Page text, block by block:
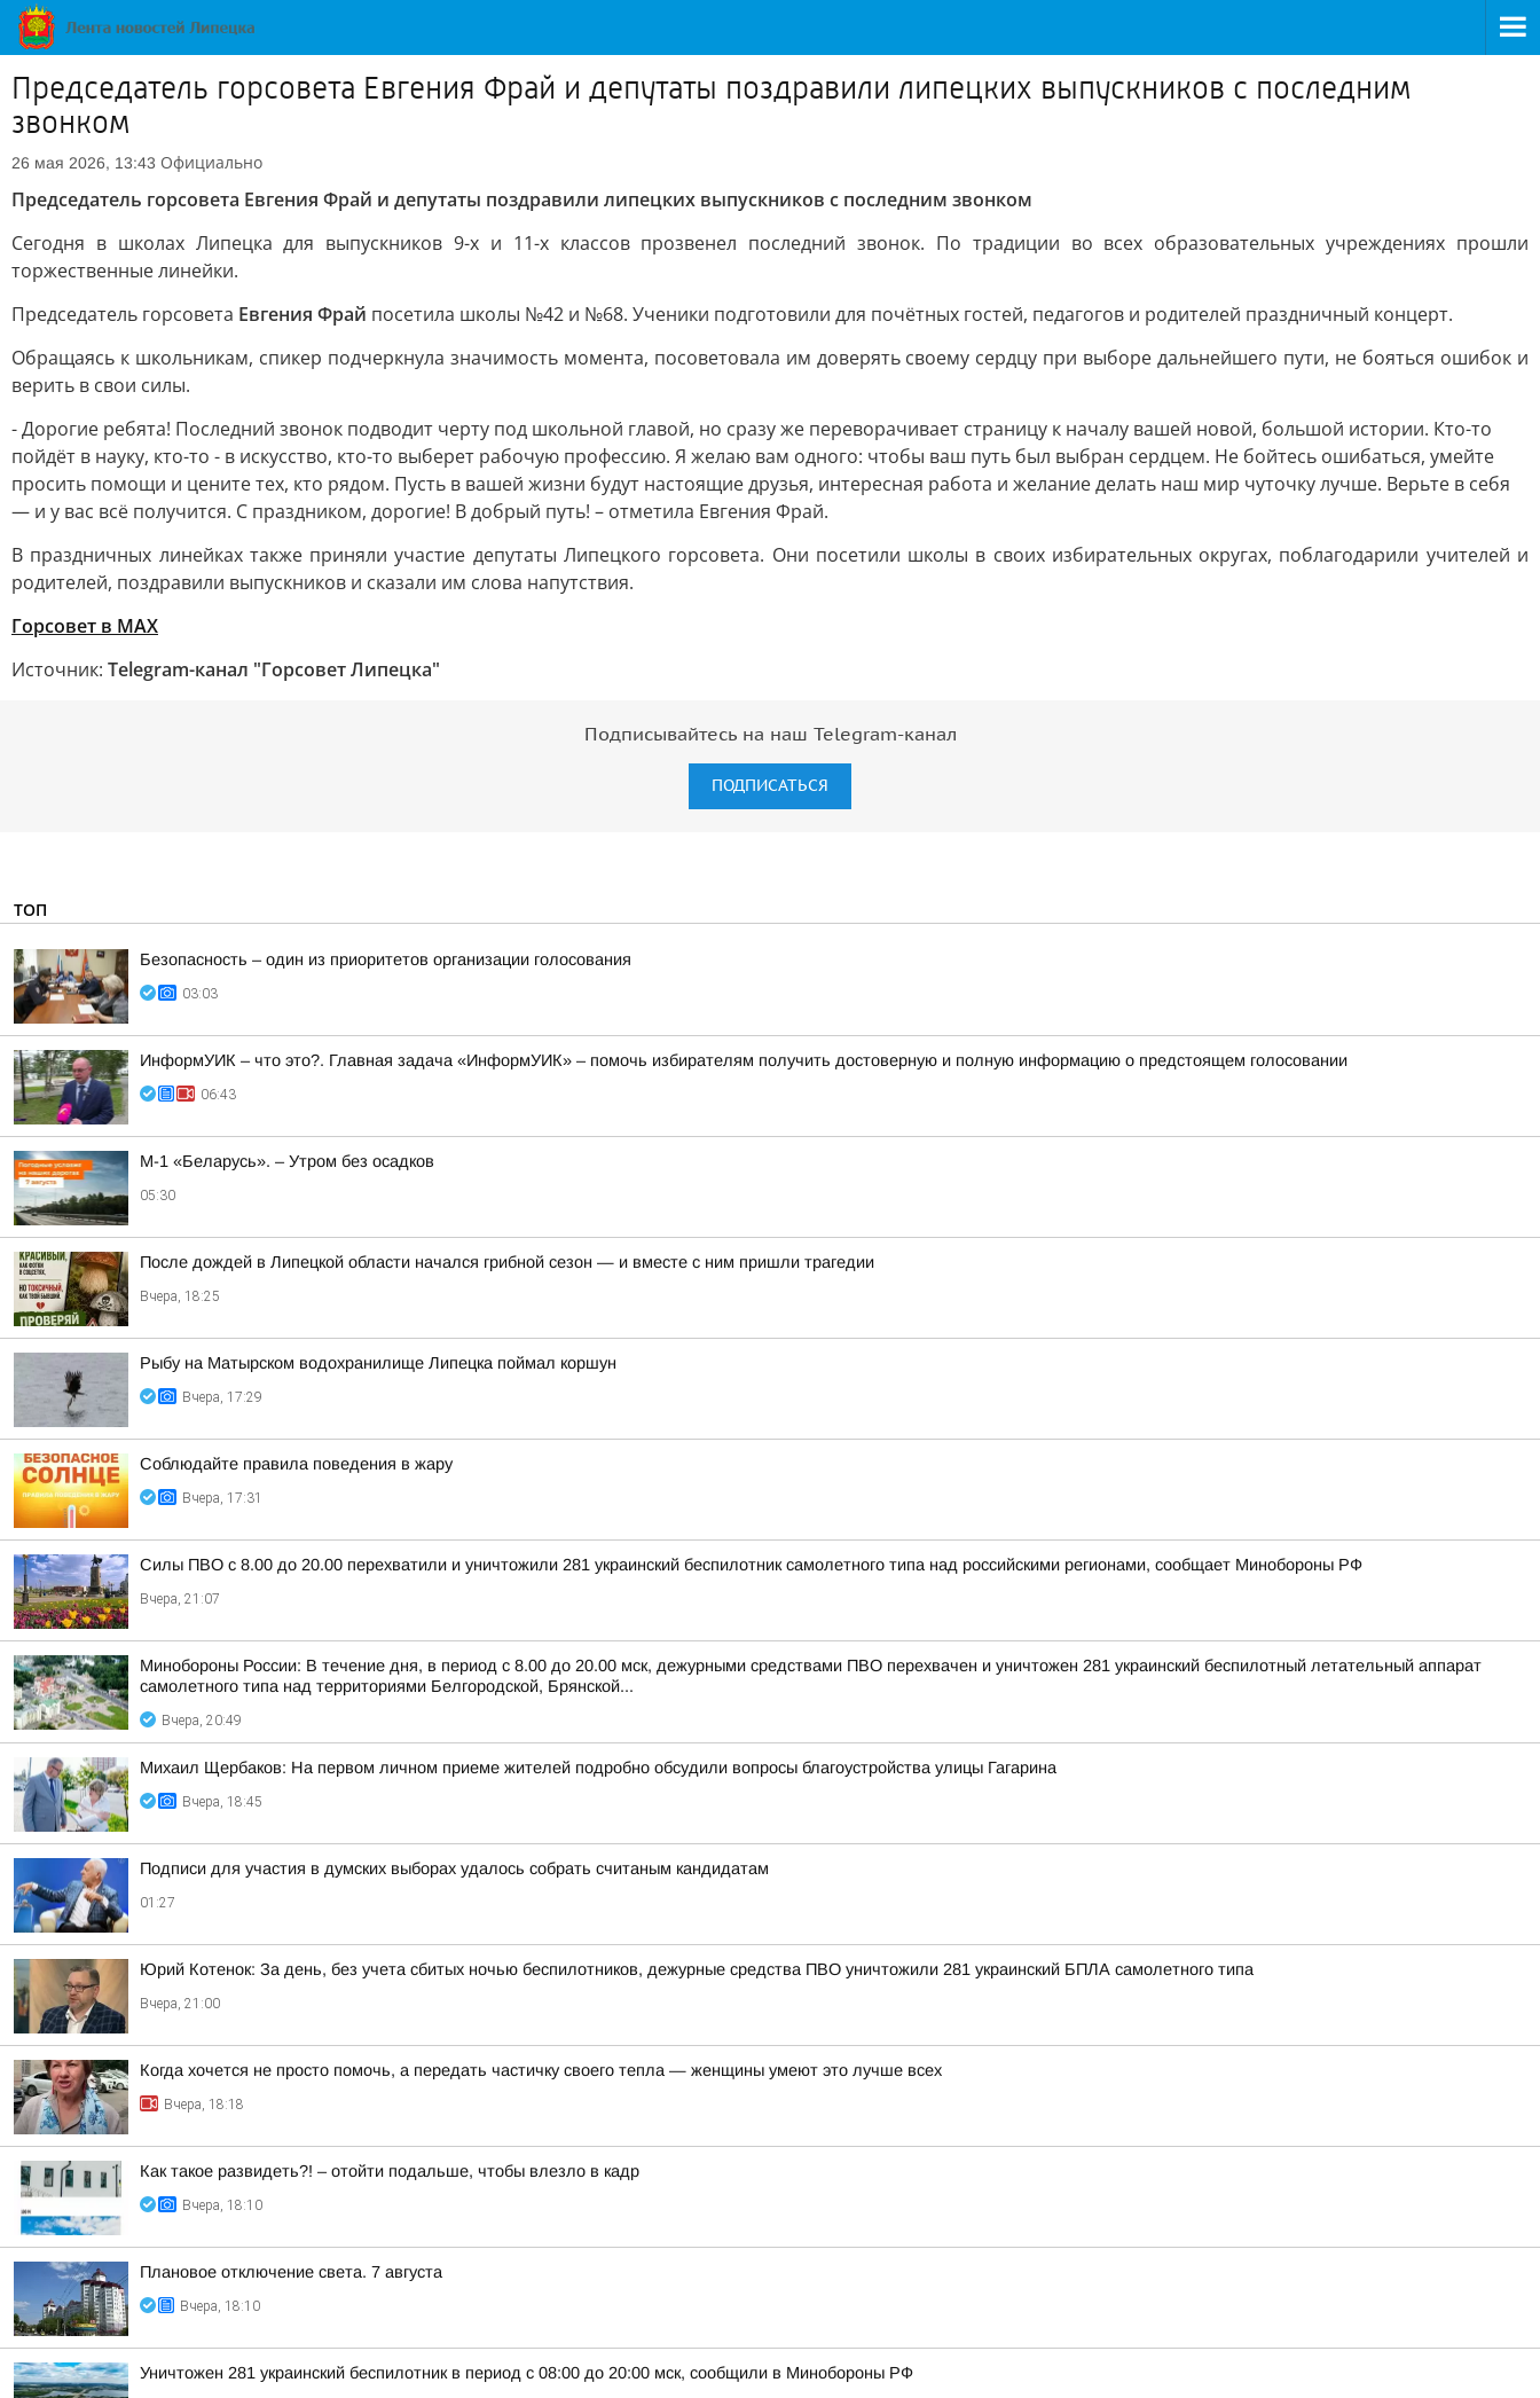
Председатель горсовета Евгения Фрай и депутаты поздравили липецких выпускников с последним
звонком
26 мая 2026, 13:43 Официально
Председатель горсовета Евгения Фрай и депутаты поздравили липецких выпускников с последним звонком
Сегодня в школах Липецка для выпускников 9-х и 11-х классов прозвенел последний звонок. По традиции во всех образовательных учреждениях прошли
торжественные линейки.
Председатель горсовета Евгения Фрай посетила школы №42 и №68. Ученики подготовили для почётных гостей, педагогов и родителей праздничный концерт.
Обращаясь к школьникам, спикер подчеркнула значимость момента, посоветовала им доверять своему сердцу при выборе дальнейшего пути, не бояться ошибок и
верить в свои силы.
- Дорогие ребята! Последний звонок подводит черту под школьной главой, но сразу же переворачивает страницу к началу вашей новой, большой истории. Кто-то
пойдёт в науку, кто-то - в искусство, кто-то выберет рабочую профессию. Я желаю вам одного: чтобы ваш путь был выбран сердцем. Не бойтесь ошибаться, умейте
просить помощи и цените тех, кто рядом. Пусть в вашей жизни будут настоящие друзья, интересная работа и желание делать наш мир чуточку лучше. Верьте в себя
— и у вас всё получится. С праздником, дорогие! В добрый путь! – отметила Евгения Фрай.
В праздничных линейках также приняли участие депутаты Липецкого горсовета. Они посетили школы в своих избирательных округах, поблагодарили учителей и
родителей, поздравили выпускников и сказали им слова напутствия.
Горсовет в МАХ
Источник: Telegram-канал "Горсовет Липецка"
Подписывайтесь на наш Telegram-канал
ПОДПИСАТЬСЯ
ТОП
Безопасность – один из приоритетов организации голосования
03:03
ИнформУИК – что это?. Главная задача «ИнформУИК» – помочь избирателям получить достоверную и полную информацию о предстоящем голосовании
06:43
М-1 «Беларусь». – Утром без осадков
05:30
После дождей в Липецкой области начался грибной сезон — и вместе с ним пришли трагедии
Вчера, 18:25
Рыбу на Матырском водохранилище Липецка поймал коршун
Вчера, 17:29
Соблюдайте правила поведения в жару
Вчера, 17:31
Силы ПВО с 8.00 до 20.00 перехватили и уничтожили 281 украинский беспилотник самолетного типа над российскими регионами, сообщает Минобороны РФ
Вчера, 21:07
Минобороны России: В течение дня, в период с 8.00 до 20.00 мск, дежурными средствами ПВО перехвачен и уничтожен 281 украинский беспилотный летательный аппарат
самолетного типа над территориями Белгородской, Брянской...
Вчера, 20:49
Михаил Щербаков: На первом личном приеме жителей подробно обсудили вопросы благоустройства улицы Гагарина
Вчера, 18:45
Подписи для участия в думских выборах удалось собрать считаным кандидатам
01:27
Юрий Котенок: За день, без учета сбитых ночью беспилотников, дежурные средства ПВО уничтожили 281 украинский БПЛА самолетного типа
Вчера, 21:00
Когда хочется не просто помочь, а передать частичку своего тепла — женщины умеют это лучше всех
Вчера, 18:18
Как такое развидеть?! – отойти подальше, чтобы влезло в кадр
Вчера, 18:10
Плановое отключение света. 7 августа
Вчера, 18:10
Уничтожен 281 украинский беспилотник в период с 08:00 до 20:00 мск, сообщили в Минобороны РФ